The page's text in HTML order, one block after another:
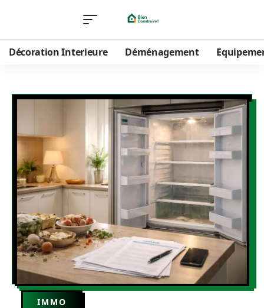
Décoration Interieure Déménagement
IMMO